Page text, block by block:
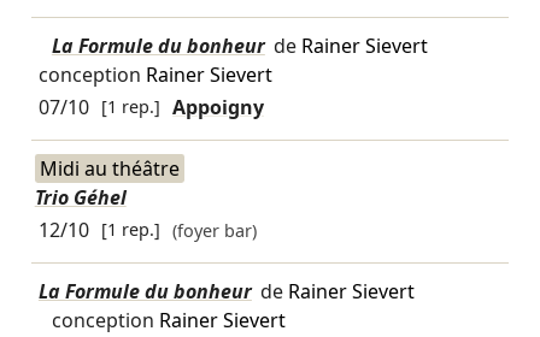
La Formule du bonheur de Rainer Sievert
conception Rainer Sievert
07/10 [1 rep.] Appoigny
Midi au théâtre
Trio Géhel
12/10 [1 rep.] (foyer bar)
La Formule du bonheur de Rainer Sievert
conception Rainer Sievert